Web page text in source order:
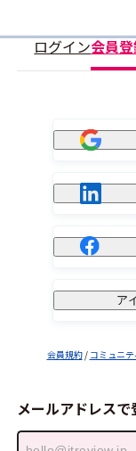
ログイン会員
ア
会員規約/ コミュニ
メールアドレスで